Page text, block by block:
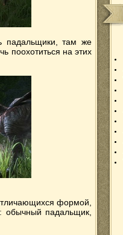
падальщики, там же
поохотиться на этих
формой,
обычный падальщик,